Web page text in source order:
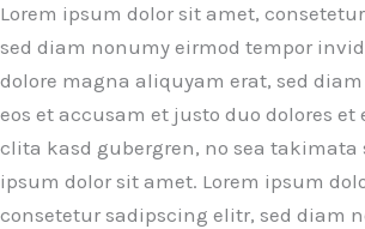
Lorem ipsum dolor sit amet,
sed diam nonumy eirmod tempor
dolore magna aliquyam erat, sed
eos et accusam et justo duo dolores et
clita kasd gubergren, no sea takimata
ipsum dolor sit amet. Lorem ipsum
consetetur sadipscing elitr, sed diam